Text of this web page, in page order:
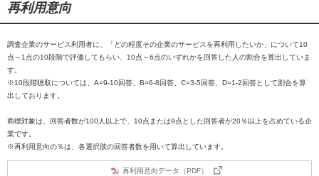
再利用意向
調査企業のサービス利用者に、「どの程度その企業のサービスを再利用したいか」について10
点～1点の10段階で評価してもらい、10点～6点のいずれかを回答した人の割合を算出していま
す。
※10段階聴取については、A=9-10回答、B=6-8回答、C=3-5回答、D=1-2回答として割合を算
出しております。
商標対象は、回答者数が100人以上で、10点または9点とした回答者が20％以上を占めている企
業です。
※再利用意向の％は、各選択肢の回答者数を用いて算出しています。
再利用意向データ（PDF）